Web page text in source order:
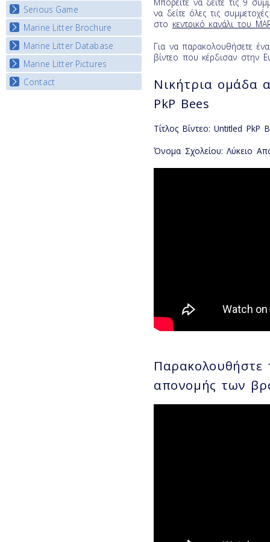
Watch Troubled Waters
Serious Game
Start the game
Marine Litter Brochure
Marine Litter Database
Marine Litter Pictures
Contact
να δείτε όλες τις
στο κεντρικό κανάλι του
Για να παρακολουθήσετε
βίντεο που κέρδισαν στην
Νικήτρια ομάδα
PkP Bees
Τίτλος Βίντεο: Untitled PkP
Όνομα Σχολείου: Λύκειο
Παρακολουθήστε
απονομής των